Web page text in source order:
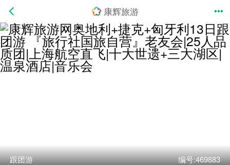
康辉旅游
跟团游 编号:469883